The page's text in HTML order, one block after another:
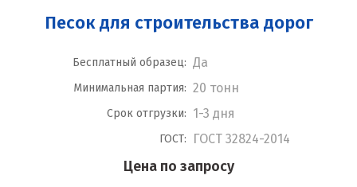
Песок для строительства дорог
Бесплатный образец: Да
Минимальная партия: 20 тонн
Срок отгрузки: 1-3 дня
ГОСТ: ГОСТ 32824-2014
Цена по запросу